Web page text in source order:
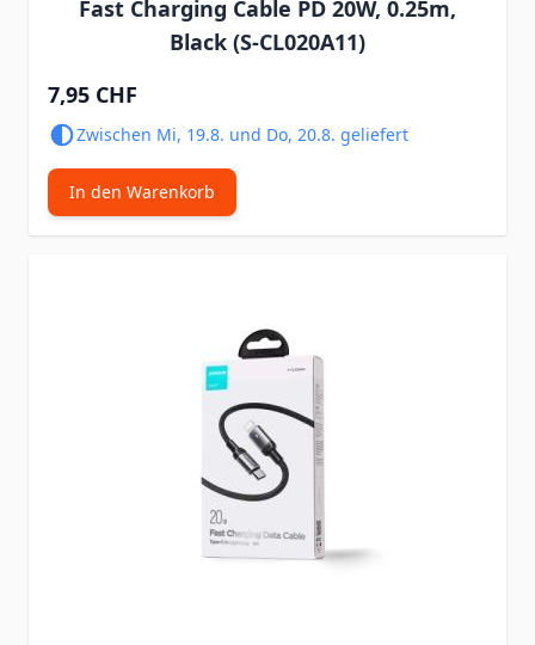
Fast Charging Cable PD 20W, 0.25m,
Black (S-CL020A11)
7,95 CHF
Zwischen Mi, 19.8. und Do, 20.8. geliefert
In den Warenkorb